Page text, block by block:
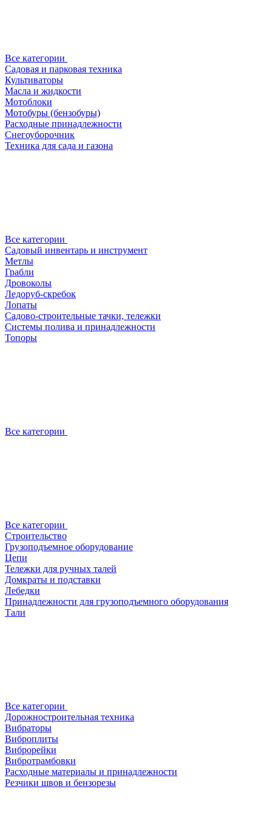
Все категории
Садовая и парковая техника
Культиваторы
Масла и жидкости
Мотоблоки
Мотобуры (бензобуры)
Расходные принадлежности
Снегоуборочник
Техника для сада и газона
Все категории
Садовый инвентарь и инструмент
Метлы
Грабли
Дровоколы
Ледоруб-скребок
Лопаты
Садово-строительные тачки, тележки
Системы полива и принадлежности
Топоры
Все категории
Все категории
Строительство
Грузоподъемное оборудование
Цепи
Тележки для ручных талей
Домкраты и подставки
Лебедки
Принадлежности для грузоподъемного оборудования
Тали
Все категории
Дорожностроительная техника
Вибраторы
Виброплиты
Виброрейки
Вибротрамбовки
Расходные материалы и принадлежности
Резчики швов и бензорезы